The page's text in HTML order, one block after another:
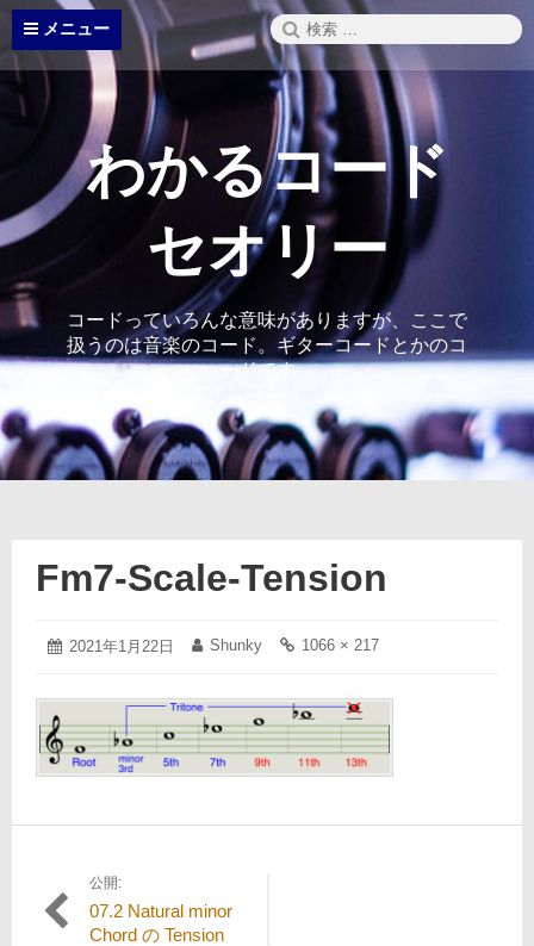
コ
テ
ン
ッ
プ
メニュー
検
索:
わかるコード
セオリー
コードっていろんな意味がありますが、ここで
扱うのは音楽のコード。ギターコードとかのコ
ードです。
Fm7-Scale-Tension
投
2021年1月22日
2021
月
22
日
投
Shunky
フ
イ
ズ
の
リ
1066 × 217
投
稿
公開:
07.2 Natural minor
Chord の Tension